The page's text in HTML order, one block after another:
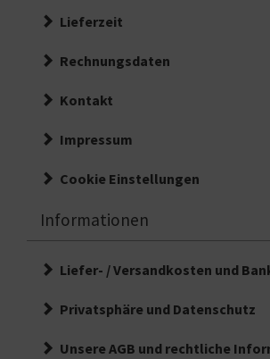
Lieferzeit
Rechnungsdaten
Kontakt
Impressum
Cookie Einstellungen
Informationen
Liefer- / Versandkosten und
Privatsphäre und Datenschutz
Unsere AGB und rechtliche